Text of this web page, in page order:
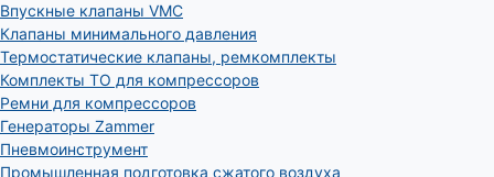
Впускные клапаны VMC
Клапаны минимального давления
Термостатические клапаны, ремкомплекты
Комплекты ТО для компрессоров
Ремни для компрессоров
Генераторы Zammer
Пневмоинструмент
Промышленная подготовка сжатого воздуха